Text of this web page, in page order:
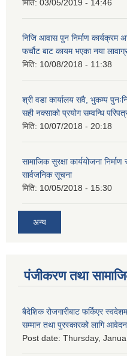
मिति: 03/05/2019 - 14:46
निजि आवास पुन निर्माण कार्यक्रम
फर्चौट बाट कायम भएका नया
मिति: 10/08/2018 - 11:38
श्री वडा कार्यालय सवै, भुकम्प
सही नक्साको प्रयोग सम्वन्धि
मिति: 10/07/2018 - 20:18
सामाजिक सुरक्षा कार्ययोजना
सार्वजनिक सूचना
मिति: 10/05/2018 - 15:30
अन्य
पंजीकरण तथा
बैदेशिक रोजगारीबाट फर्किएर
सम्मान तथा पुरस्कारको लागि
Post date: Thursday,